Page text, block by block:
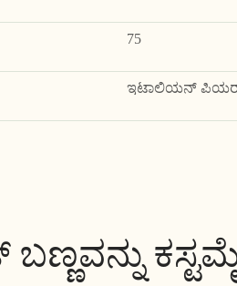
75
ಇಟಾಲಿಯನ್ ಪಿಯರ್
ಬಣ್ಣವನ್ನು